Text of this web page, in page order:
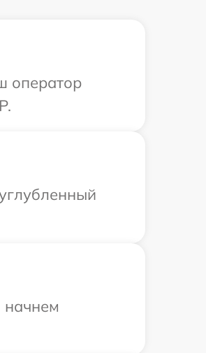
оператор
начнем